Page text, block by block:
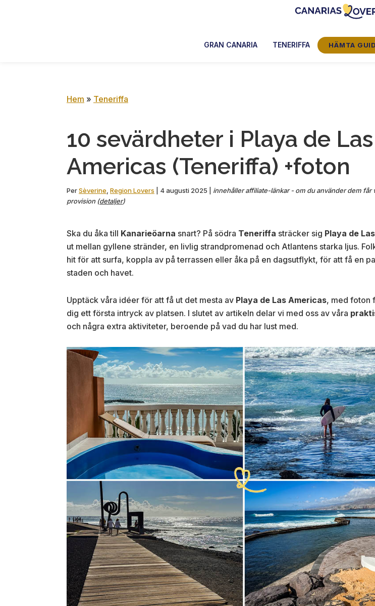
Lovers:
Tenerife
och
GRAN CANARIA TENERIFFA HÄMTA
Hem » Teneriffa
10 sevärdheter i Playa de Las
Americas (Teneriffa) +foton
PerSèverine Region Lovers 4 augusti 2025
innehåller affiliate-länkar - om du använder dem får
provision (detaljer)
Ska du åka till Kanarieöarna snart? På södra Teneriffa sträcker sig Playa de
ut mellan gyllene stränder, en livlig strandpromenad och Atlantens starka ljus.
hit för att surfa, koppla av på terrassen eller åka på en dagsutflykt, för att få en
staden och havet.
Upptäck våra idéer för att få ut det mesta av Playa de Las Americas, med foton
dig ett första intryck av platsen. I slutet av artikeln delar vi med oss av våra
och några extra aktiviteter, beroende på vad du har lust med.